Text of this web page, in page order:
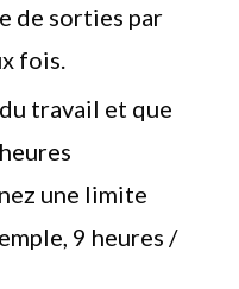
de sorties par
fois.
travail et que
une limite
9 heures /